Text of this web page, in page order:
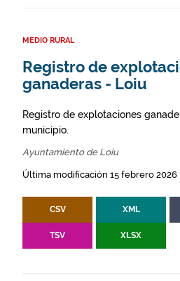
MEDIO RURAL
Registro de
ganaderas - Loiu
Registro de explotaciones
municipio.
Ayuntamiento de Loiu
Última modificación 15 febrero 2026
CSV XML
TSV XLSX